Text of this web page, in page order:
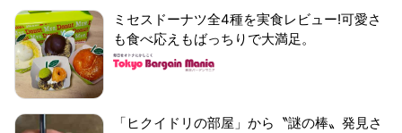
ミセスドーナツ全4種を実食レビュー!可愛さ
も食べ応えもばっちりで大満足。
「ヒクイドリの部屋」から〝謎の棒〟発見さ